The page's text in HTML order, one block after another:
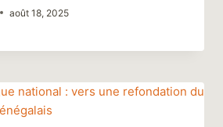
août 18, 2025